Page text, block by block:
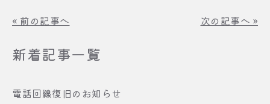
« 前の記事へ 次の記事へ »
新着記事一覧
電話回線復旧のお知らせ